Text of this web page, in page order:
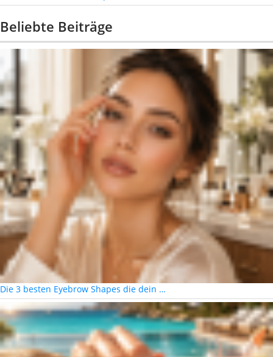
Beliebte Beiträge
Die 3 besten Eyebrow Shapes die dein …